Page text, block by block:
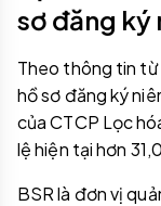
sơ đăng ký
Theo thông tin
hồ sơ đăng ký
của CTCP Lọc
lệ hiện tại hơn
BSR là đơn vị